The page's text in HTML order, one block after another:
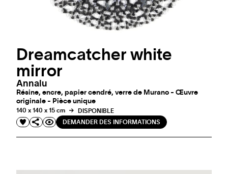
Dreamcatcher white
mirror
Annalu
Résine, encre, papier cendré, verre de Murano - Œuvre
originale - Pièce unique
140 x 140 x 15 cm
DISPONIBLE
DEMANDER DES INFORMATIONS